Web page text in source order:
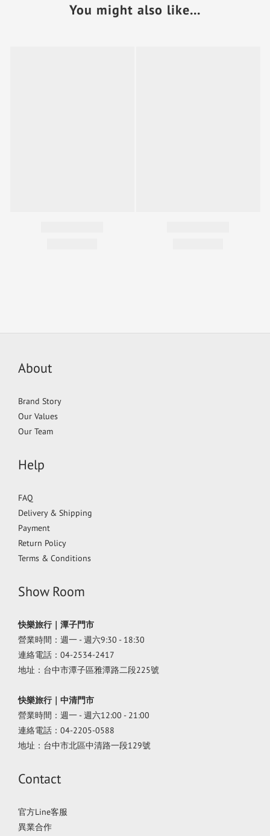
You might also like...
About
Brand Story
Our Values
Our Team
Help
FAQ
Delivery & Shipping
Payment
Return Policy
Terms & Conditions
Show Room
快樂旅行｜潭子門市
營業時間：週一 - 週六9:30 - 18:30
連絡電話：04-2534-2417
地址：台中市潭子區雅潭路二段225號
快樂旅行｜中清門市
營業時間：週一 - 週六12:00 - 21:00
連絡電話：04-2205-0588
地址：台中市北區中清路一段129號
Contact
官方Line客服
異業合作